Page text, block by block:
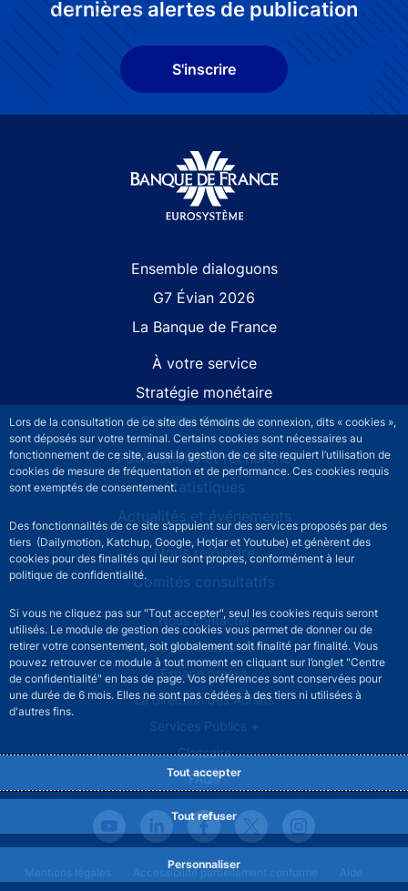
Lors de la consultation de ce site des témoins de connexion, dits « cookies »,
sont déposés sur votre terminal. Certains cookies sont nécessaires au
fonctionnement de ce site, aussi la gestion de ce site requiert l’utilisation de
cookies de mesure de fréquentation et de performance. Ces cookies requis
sont exemptés de consentement.
Des fonctionnalités de ce site s’appuient sur des services proposés par des
tiers (Dailymotion, Katchup, Google, Hotjar et Youtube) et génèrent des
cookies pour des finalités qui leur sont propres, conformément à leur
politique de confidentialité.
Si vous ne cliquez pas sur "Tout accepter", seul les cookies requis seront
utilisés. Le module de gestion des cookies vous permet de donner ou de
retirer votre consentement, soit globalement soit finalité par finalité. Vous
pouvez retrouver ce module à tout moment en cliquant sur l’onglet "Centre
de confidentialité" en bas de page. Vos préférences sont conservées pour
une durée de 6 mois. Elles ne sont pas cédées à des tiers ni utilisées à
d'autres fins.
Tout accepter
Tout refuser
Personnaliser
dernières alertes de publication
S'inscrire
Ensemble dialoguons
G7 Évian 2026
La Banque de France
À votre service
Stratégie monétaire
Stabilité financière
Publications et recherche
Statistiques
Actualités et événements
Nous rejoindre
Comités consultatifs
Footer secondary menuNous contacter
Sourds et malentendants
Espace presse
La direction des Achats
Services Publics +
Glossaire
FAQs
Footer legal notice menu
Mentions légales Accessibilité partiellement conforme
Aide